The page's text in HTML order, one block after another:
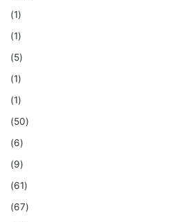
(1)
(1)
(5)
(1)
(1)
(50)
(6)
(9)
(61)
(67)